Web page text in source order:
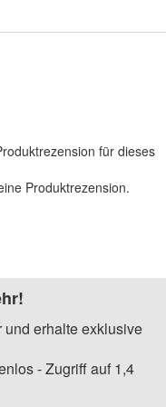
für dieses
Produktrezension.
erhalte exklusive
- Zugriff auf 1,4